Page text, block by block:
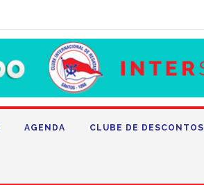
AGENDA CLUBE DE DESCONTOS